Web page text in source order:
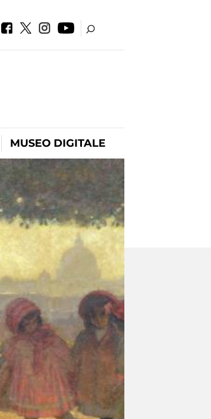
MUSEO DIGITALE